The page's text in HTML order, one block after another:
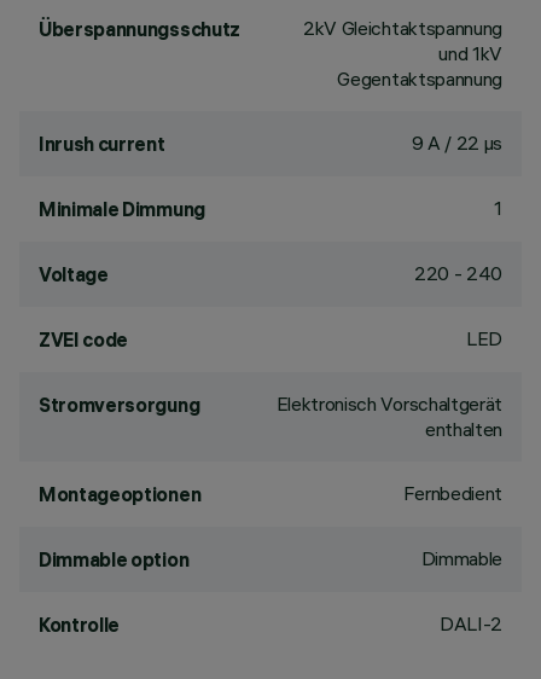
Überspannungsschutz
2kV Gleichtaktspannung
und 1kV
Gegentaktspannung
Inrush current 9 A / 22 µs
Minimale Dimmung 1
Voltage 220 - 240
ZVEI code LED
Stromversorgung
Elektronisch Vorschaltgerät
enthalten
Montageoptionen Fernbedient
Dimmable option Dimmable
Kontrolle DALI-2